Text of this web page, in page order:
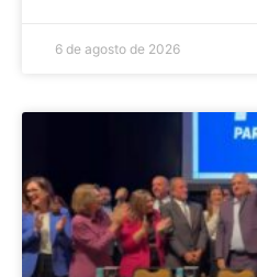
6 de agosto de 2026